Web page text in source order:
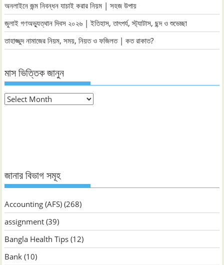
অনলাইনে জন্ম নিবন্ধন যাচাই করার নিয়ম | সহজ উপায়
জুলাই গণঅভ্যুত্থান দিবস ২০২৬ | ইতিহাস, তাৎপর্য, স্ট্যাটাস, ছন্দ ও শুভেচ্ছা
তাহাজ্জুদ নামাজের নিয়ম, সময়, নিয়ত ও ফজিলত | কত রাকাত?
মাস ভিত্তিক জানুন
মাস
জানার বিভাগ সমূহ
Accounting (AFS) (268)
assignment (39)
Bangla Health Tips (12)
Bank (10)